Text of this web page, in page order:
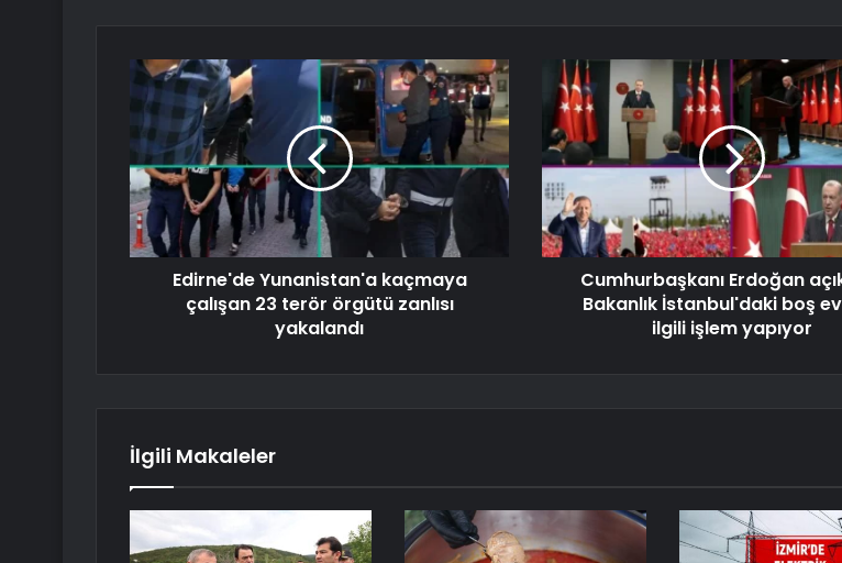
Edirne'de Yunanistan'a kaçmaya
çalışan 23 terör örgütü zanlısı
yakalandı
Cumhurbaşkanı Erdoğan
Bakanlık İstanbul'daki boş
ilgili işlem yapıyor
İlgili Makaleler